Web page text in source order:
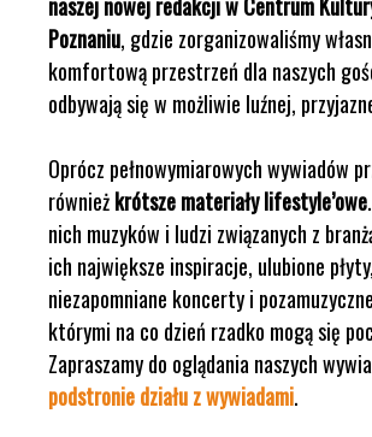
Poznaniu, gdzie zorganizowaliśmy
komfortową przestrzeń dla naszych
odbywają się w możliwie luźnej,
Oprócz pełnowymiarowych wywiadów
równieżkrótsze materiały lifestyle’owe
nich muzyków i ludzi związanych z
ich największe inspiracje, ulubione
niezapomniane koncerty i
którymi na co dzień rzadko mogą się
Zapraszamy do oglądania naszych
podstronie działu z wywiadami.